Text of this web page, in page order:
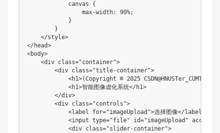
            canvas {
                max-width: 90%;
            }
        }
    </style>
</head>
<body>
    <div class="container">
        <div class="title-container">
<h1>(Copyright © 2025
            <h1>智能图像虚化系统</h1>
        </div>
        <div class="controls">
            <label for="imageUpload">选择图像</label>
<input type="file" id="imageUpload"
            <div class="slider-container">